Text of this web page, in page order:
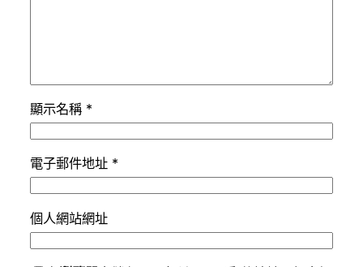
顯示名稱 *
電子郵件地址 *
個人網站網址